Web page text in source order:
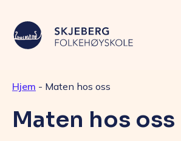
Livet på skolen
Hjem - Maten hos oss
Maten hos oss